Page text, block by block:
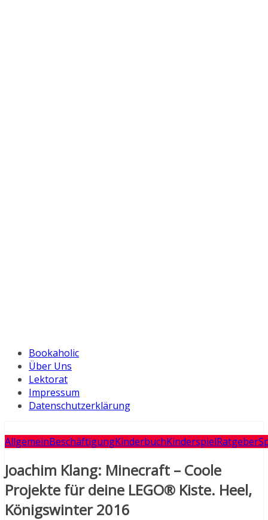
Bookaholic
Über Uns
Lektorat
Impressum
Datenschutzerklärung
AllgemeinBeschäftigungKinderbuchKinderspielRatgeber
Joachim Klang: Minecraft – Coole
Projekte für deine LEGO® Kiste. Heel,
Königswinter 2016